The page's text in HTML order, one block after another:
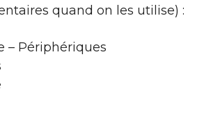
quand on les utilise) :
– Périphériques